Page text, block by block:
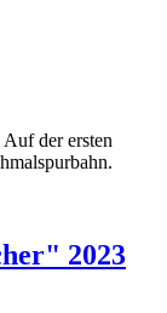
der ersten
2023